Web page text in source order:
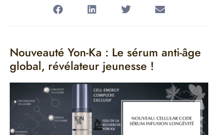
Nouveauté Yon-Ka : Le sérum anti-âge
global, révélateur jeunesse !